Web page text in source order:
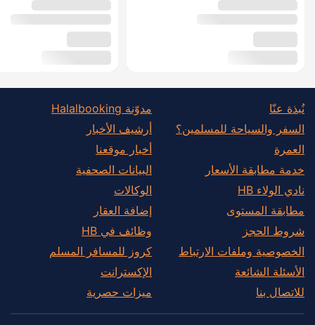
نُبذة عنّا
السفر والسياحة للمسلمين؟
العمرة
خدمة مطابقة الأسعار
نادي الولاء HB
مطابقة المستوى
شروط الحجز
الخصوصية وملفات الارتباط
الأسئلة الشائعة
للاتصال بنا
مدوّنة Halalbooking
أرشيف الأخبار
أخبار موقعنا
البيانات الصحفية
الوكالات
إضافة العقار
وظائف في HB
كروز للمسافر المسلم
الإكسترانت
ميزات حصرية